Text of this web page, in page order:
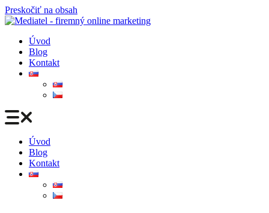
Preskočiť na obsah
Úvod
Blog
Kontakt
Úvod
Blog
Kontakt